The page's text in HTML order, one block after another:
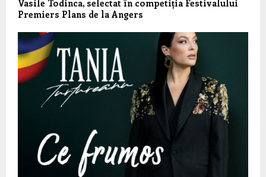
Vasile Todinca, selectat în competiția Festivalului
Premiers Plans de la Angers